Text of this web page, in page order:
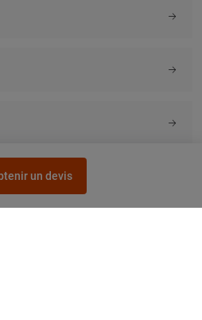
un devis